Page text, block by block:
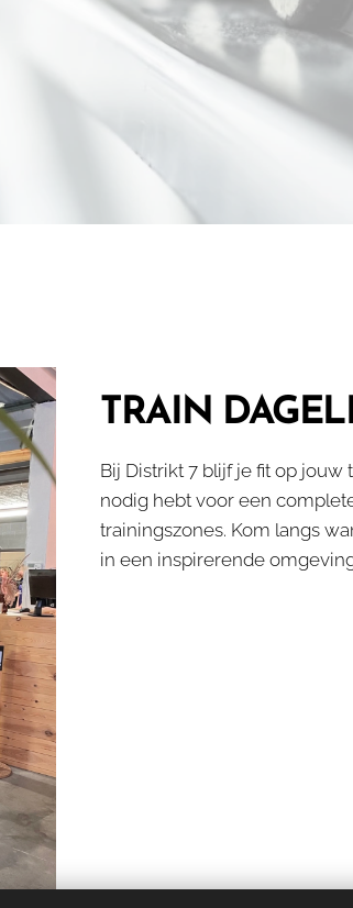
TRAIN
Bij Distrikt 7 blijf je fit op
nodig hebt voor een
trainingszones. Kom langs
in een inspirerende